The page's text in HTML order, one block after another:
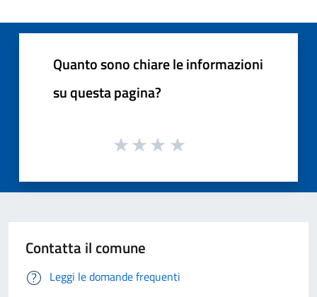
Quanto sono chiare le informazioni
su questa pagina?
Contatta il comune
Leggi le domande frequenti